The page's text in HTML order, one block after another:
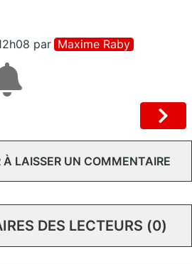
par Maxime Raby
À LAISSER UN COMMENTAIRE
DES LECTEURS (0)